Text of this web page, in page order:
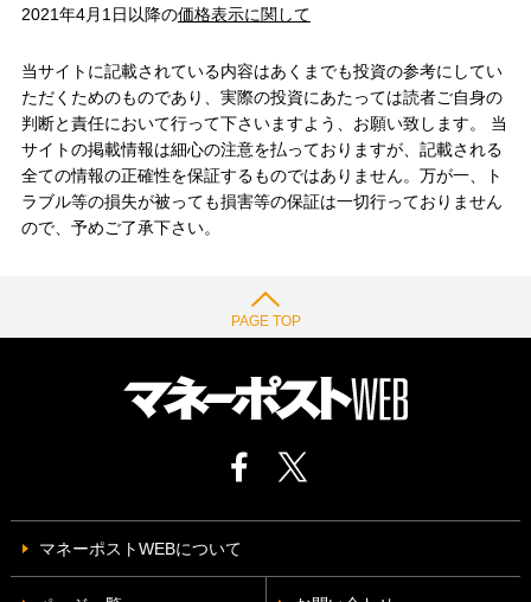
2021年4月1日以降の価格表示に関して
当サイトに記載されている内容はあくまでも投資の参考にしてい
ただくためのものであり、実際の投資にあたっては読者ご自身の
判断と責任において行って下さいますよう、お願い致します。 当
サイトの掲載情報は細心の注意を払っておりますが、記載される
全ての情報の正確性を保証するものではありません。万が一、ト
ラブル等の損失が被っても損害等の保証は一切行っておりません
ので、予めご了承下さい。
PAGE TOP
マネーポストWEBについて